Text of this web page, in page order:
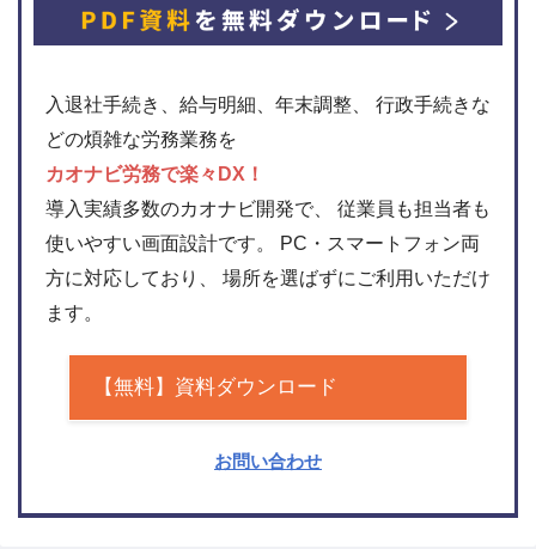
入退社手続き、給与明細、年末調整、 行政手続きな
どの煩雑な労務業務を
カオナビ労務で楽々DX！
導入実績多数のカオナビ開発で、 従業員も担当者も
使いやすい画面設計です。 PC・スマートフォン両
方に対応しており、 場所を選ばずにご利用いただけ
ます。
【無料】資料ダウンロード
お問い合わせ